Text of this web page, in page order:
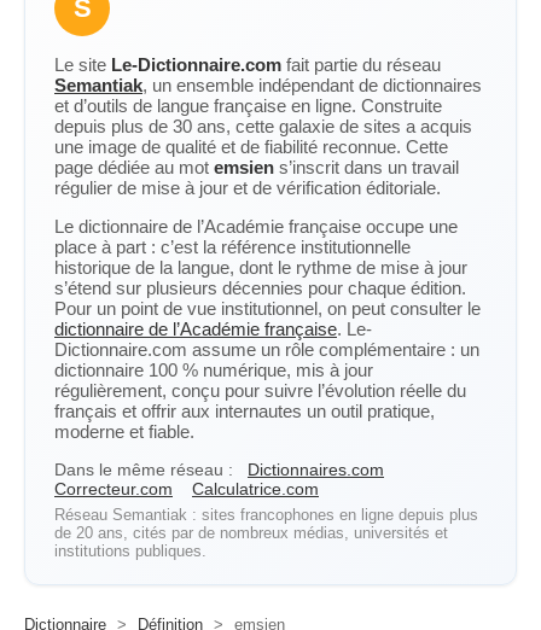
S
Le site Le-Dictionnaire.com fait partie du réseau
Semantiak, un ensemble indépendant de dictionnaires
et d’outils de langue française en ligne. Construite
depuis plus de 30 ans, cette galaxie de sites a acquis
une image de qualité et de fiabilité reconnue. Cette
page dédiée au mot emsien s’inscrit dans un travail
régulier de mise à jour et de vérification éditoriale.
Le dictionnaire de l’Académie française occupe une
place à part : c’est la référence institutionnelle
historique de la langue, dont le rythme de mise à jour
s’étend sur plusieurs décennies pour chaque édition.
Pour un point de vue institutionnel, on peut consulter le
dictionnaire de l’Académie française. Le-
Dictionnaire.com assume un rôle complémentaire : un
dictionnaire 100 % numérique, mis à jour
régulièrement, conçu pour suivre l’évolution réelle du
français et offrir aux internautes un outil pratique,
moderne et fiable.
Dans le même réseau :
Dictionnaires.com
Correcteur.com
Calculatrice.com
Réseau Semantiak : sites francophones en ligne depuis plus
de 20 ans, cités par de nombreux médias, universités et
institutions publiques.
Dictionnaire > Définition > emsien